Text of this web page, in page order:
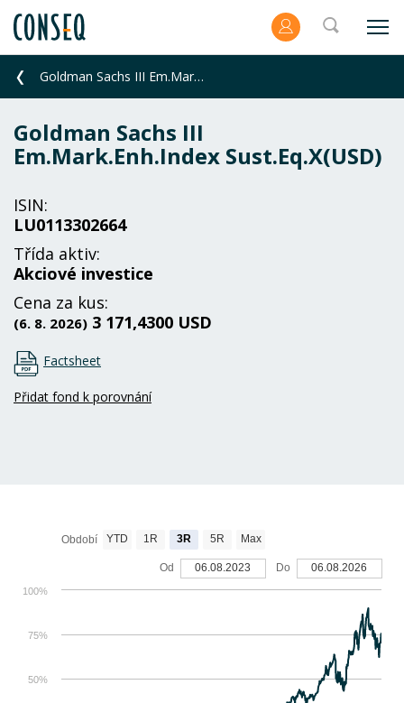
Goldman Sachs III Em.Mark.Enh.Index Sust.Eq.X(USD)
Goldman Sachs III
Em.Mark.Enh.Index Sust.Eq.X(USD)
ISIN:
LU0113302664
Třída aktiv:
Akciové investice
Cena za kus:
(6. 8. 2026) 3 171,4300 USD
Factsheet
Přidat fond k porovnání
100%
50%
75%
Období YTD 1R 3R 5R Max
Od 06.08.2023 Do 06.08.2026